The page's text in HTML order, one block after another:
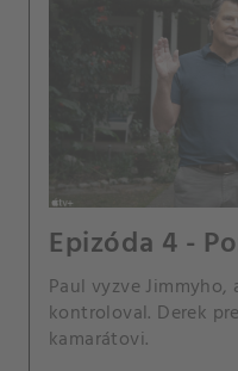
Epizóda 4 -
Paul vyzve Jimmyho,
kontroloval. Derek
kamarátovi.